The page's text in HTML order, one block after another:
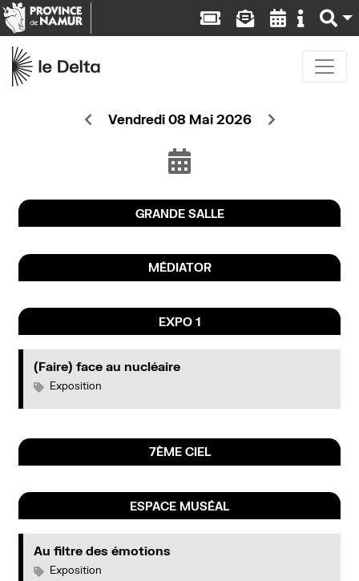
Vendredi 08 Mai 2026
GRANDE SALLE
MÉDIATOR
EXPO 1
(Faire) face au nucléaire
Exposition
7ÈME CIEL
ESPACE MUSÉAL
Au filtre des émotions
Exposition